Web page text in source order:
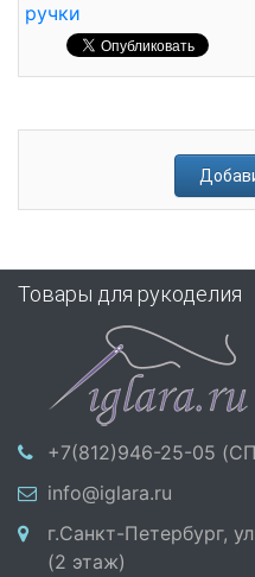
ручки
Товары для рукоделия
+7(812)946-25-05
info@iglara.ru
г.Санкт-Петербург,
(2 этаж)